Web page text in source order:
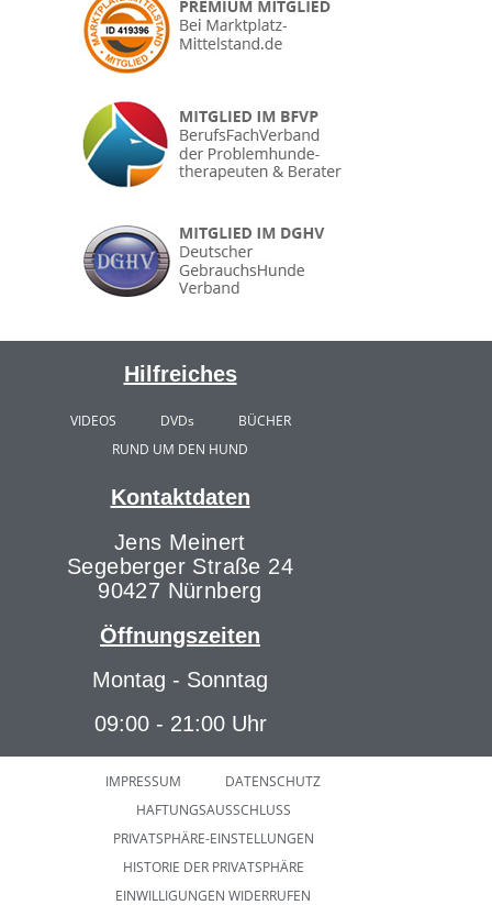
Hilfreiches
VIDEOS DVDs
BÜCHER
RUND UM DEN HUND
Kontaktdaten
Jens Meinert
Segeberger Straße 24
90427 Nürnberg
Öffnungszeiten
Montag - Sonntag
09:00 - 21:00 Uhr
IMPRESSUM
DATENSCHUTZ
HAFTUNGSAUSSCHLUSS
PRIVATSPHÄRE-EINSTELLUNGEN
HISTORIE DER PRIVATSPHÄRE
EINWILLIGUNGEN WIDERRUFEN